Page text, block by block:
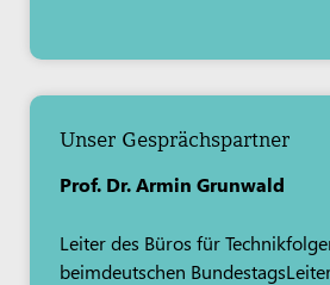
Unser Gesprächspartner
Prof. Dr. Armin Grunwald
Leiter des Büros für
beimdeutschen